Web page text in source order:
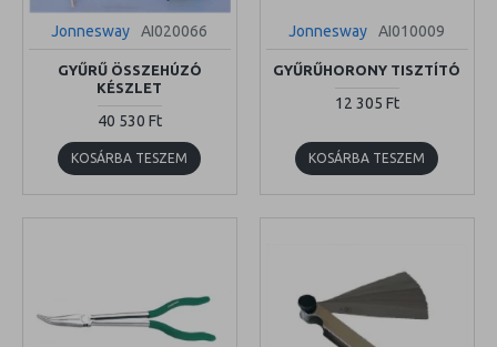
Jonnesway AI020066
GYŰRŰ ÖSSZEHÚZÓ
KÉSZLET
40 530 Ft
KOSÁRBA TESZEM
Jonnesway AI010009
GYŰRŰHORONY TISZTÍTÓ
12 305 Ft
KOSÁRBA TESZEM